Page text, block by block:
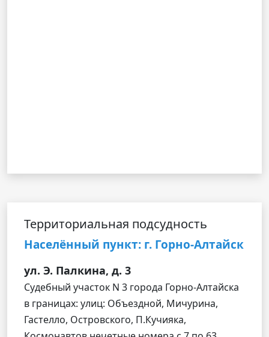
Территориальная подсудность
Населённый пункт: г. Горно-Алтайск
ул. Э. Палкина, д. 3
Судебный участок N 3 города Горно-Алтайска
в границах: улиц: Объездной, Мичурина,
Гастелло, Островского, П.Кучияка,